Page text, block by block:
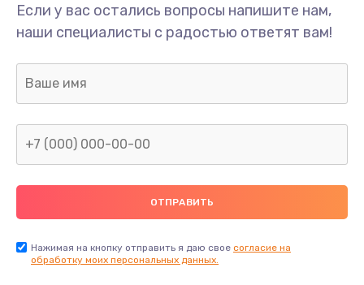
Ремонт динамика
400 руб.
Заказать
Замена дисплея
1200 руб.
Заказать
Если у вас остались вопросы напишите нам,
наши специалисты с радостью ответят вам!
Нажимая на кнопку отправить я даю свое согласие на
обработку моих персональных данных.